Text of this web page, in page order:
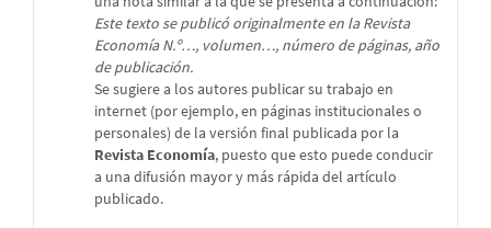
Este texto se publicó originalmente en la Revista
Economía N.º…, volumen…, número de páginas, año
de publicación.
Se sugiere a los autores publicar su trabajo en
internet (por ejemplo, en páginas institucionales o
personales) de la versión final publicada por la
Revista Economía, puesto que esto puede conducir
a una difusión mayor y más rápida del artículo
publicado.